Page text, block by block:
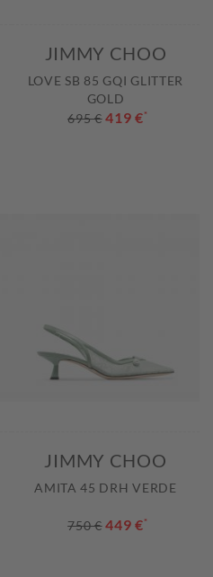
JIMMY CHOO
LOVE SB 85 GQI GLITTER
GOLD
695 € 419 €*
JIMMY CHOO
AMITA 45 DRH VERDE
750 € 449 €*